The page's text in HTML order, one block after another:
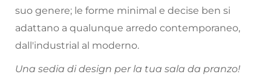
suo genere; le forme minimal e decise ben si
adattano a qualunque arredo contemporaneo,
dall'industrial al moderno.
Una sedia di design per la tua sala da pranzo!